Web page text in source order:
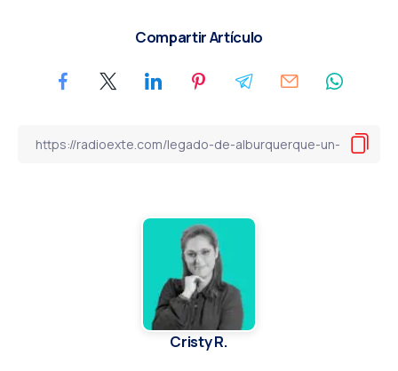
Compartir Artículo
Cristy R.